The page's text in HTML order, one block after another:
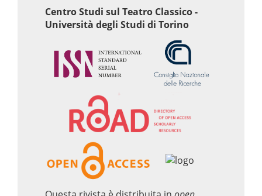
Centro Studi sul Teatro Classico -
Università degli Studi di Torino